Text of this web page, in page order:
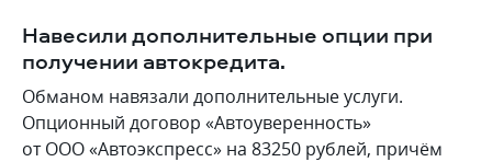
Навесили дополнительные опции при
получении автокредита.
Обманом навязали дополнительные услуги.
Опционный договор «Автоуверенность»
от ООО «Автоэкспресс» на 83250 рублей, причём